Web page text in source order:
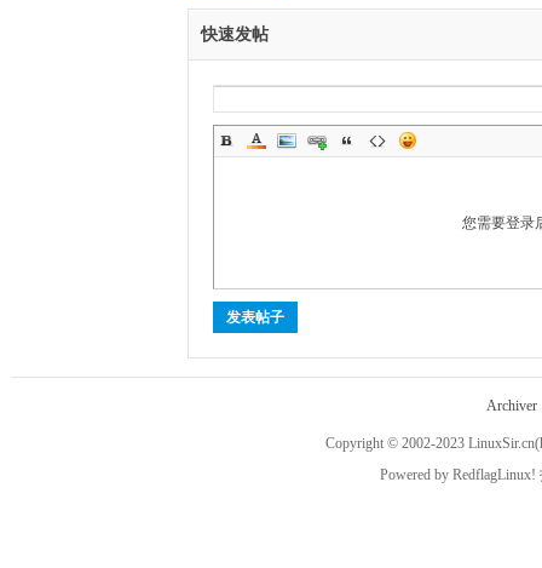
快速发帖
您需要登录
发表帖子
Archiver
Copyright © 2002-2023 LinuxSir.cn
Powered by RedflagLinux!